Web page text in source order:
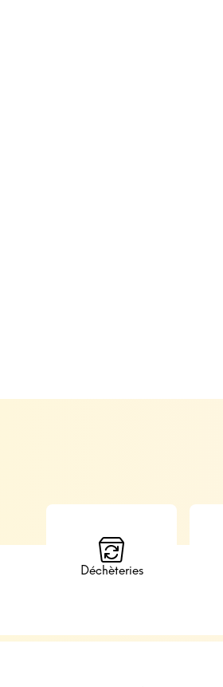
Déchèteries